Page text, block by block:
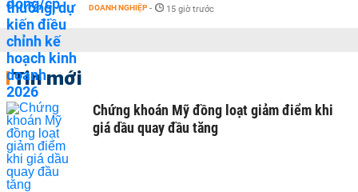
DOANH NGHIỆP - 15 giờ trước
Tin mới
Chứng khoán Mỹ đồng loạt giảm điểm khi
giá dầu quay đầu tăng